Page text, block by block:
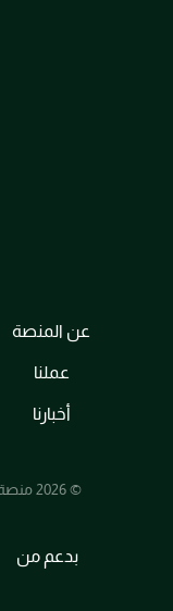
عن المنصة
عملنا
أخبارنا
© 2026 منصة طبيعة ليبيا، جميع الحقوق محفوظة.
بدعم من